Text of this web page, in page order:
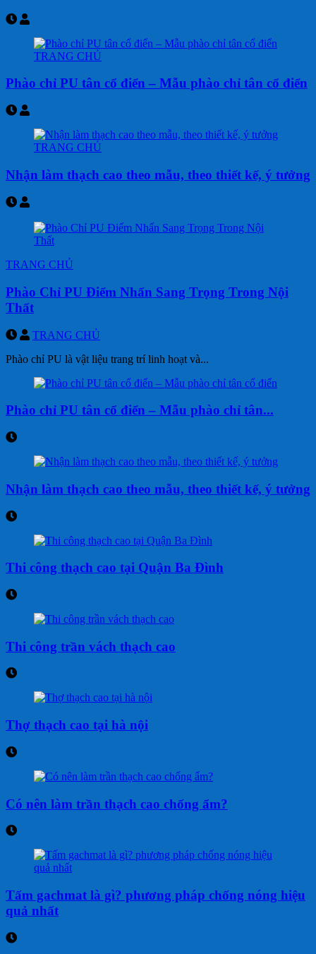
TRANG CHỦ
Phào chỉ PU tân cổ điển – Mẫu phào chỉ tân cổ điển
TRANG CHỦ
Nhận làm thạch cao theo mẫu, theo thiết kế, ý tưởng
TRANG CHỦ
Phào Chỉ PU Điểm Nhấn Sang Trọng Trong Nội
Thất
TRANG CHỦ
Phào chỉ PU là vật liệu trang trí linh hoạt và...
Phào chỉ PU tân cổ điển – Mẫu phào chỉ tân...
Nhận làm thạch cao theo mẫu, theo thiết kế, ý tưởng
Thi công thạch cao tại Quận Ba Đình
Thi công trần vách thạch cao
Thợ thạch cao tại hà nội
Có nên làm trần thạch cao chống ẩm?
Tấm gachmat là gì? phương pháp chống nóng hiệu
quả nhất